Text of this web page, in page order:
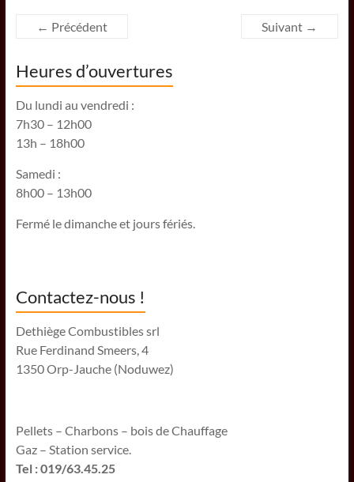
← Précédent Suivant →
Heures d’ouvertures
Du lundi au vendredi :
7h30 – 12h00
13h – 18h00
Samedi :
8h00 – 13h00
Fermé le dimanche et jours fériés.
Contactez-nous !
Dethiège Combustibles srl
Rue Ferdinand Smeers, 4
1350 Orp-Jauche (Noduwez)
Pellets – Charbons – bois de Chauffage
Gaz – Station service.
Tel : 019/63.45.25